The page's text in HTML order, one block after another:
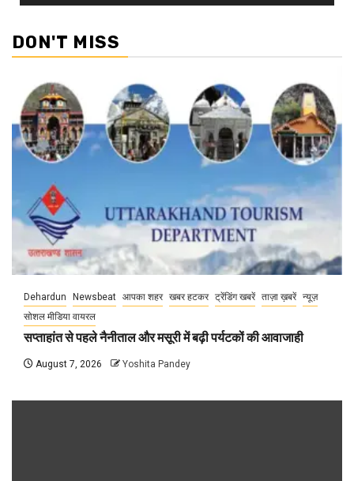
DON'T MISS
Dehardun Newsbeat आपका शहर खबर हटकर ट्रेंडिंग खबरें ताज़ा ख़बरें न्यूज़
सोशल मीडिया वायरल
सप्ताहांत से पहले नैनीताल और मसूरी में बढ़ी पर्यटकों की आवाजाही
August 7, 2026 Yoshita Pandey